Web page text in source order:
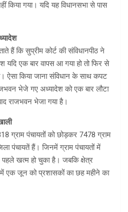
किया गया। यदि यह विधानसभा से पास
हैं कि सुप्रीम कोर्ट की संविधानपीठ ने
यदि एक बार वापस आ गया हो तो फिर से
ऐसा किया जाना संविधान के साथ कपट
भेजे गए अध्यादेश को एक बार लौटा
राजभवन भेजा गया है।
ग्राम पंचायतों को छोड़कर 7478 ग्राम
पंचायतें हैं। जिनमें ग्राम पंचायतों में
पहले खत्म हो चुका है। जबकि क्षेत्र
में एक जून को प्रशासकों का छह महीने का